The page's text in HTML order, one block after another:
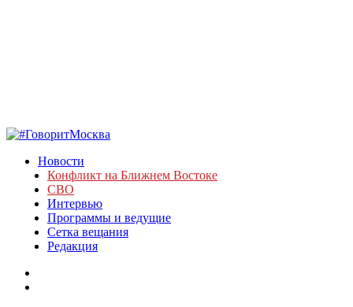
Новости
Конфликт на Ближнем Востоке
СВО
Интервью
Программы и ведущие
Сетка вещания
Редакция